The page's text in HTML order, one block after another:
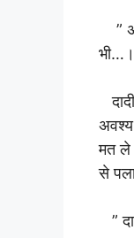
”
अवश्य
मत ले
से
”